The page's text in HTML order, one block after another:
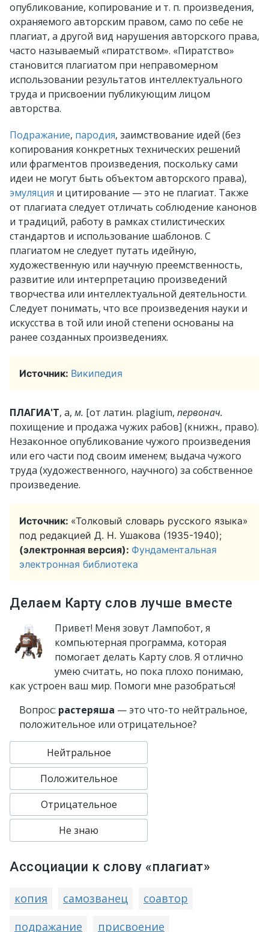
опубликование, копирование и т. п. произведения,
охраняемого авторским правом, само по себе не
плагиат, а другой вид нарушения авторского права,
часто называемый «пиратством». «Пиратство»
становится плагиатом при неправомерном
использовании результатов интеллектуального
труда и присвоении публикующим лицом
авторства.
Подражание, пародия, заимствование идей (без
копирования конкретных технических решений
или фрагментов произведения, поскольку сами
идеи не могут быть объектом авторского права),
эмуляция и цитирование — это не плагиат. Также
от плагиата следует отличать соблюдение канонов
и традиций, работу в рамках стилистических
стандартов и использование шаблонов. С
плагиатом не следует путать идейную,
художественную или научную преемственность,
развитие или интерпретацию произведений
творчества или интеллектуальной деятельности.
Следует понимать, что все произведения науки и
искусства в той или иной степени основаны на
ранее созданных произведениях.
Источник: Википедия
ПЛАГИА'Т, а, м. [от латин. plagium, первонач.
похищение и продажа чужих рабов] (книжн., право).
Незаконное опубликование чужого произведения
или его части под своим именем; выдача чужого
труда (художественного, научного) за собственное
произведение.
Источник: «Толковый словарь русского языка»
под редакцией Д. Н. Ушакова (1935-1940);
(электронная версия): Фундаментальная
электронная библиотека
Делаем Карту слов лучше вместе
Привет! Меня зовут Лампобот, я
компьютерная программа, которая
помогает делать Карту слов. Я отлично
умею считать, но пока плохо понимаю,
как устроен ваш мир. Помоги мне разобраться!
Вопрос: растеряша — это что-то нейтральное,
положительное или отрицательное?
Нейтральное
Положительное
Отрицательное
Не знаю
Ассоциации к слову «плагиат»
копия самозванец
соавтор
подражание
присвоение